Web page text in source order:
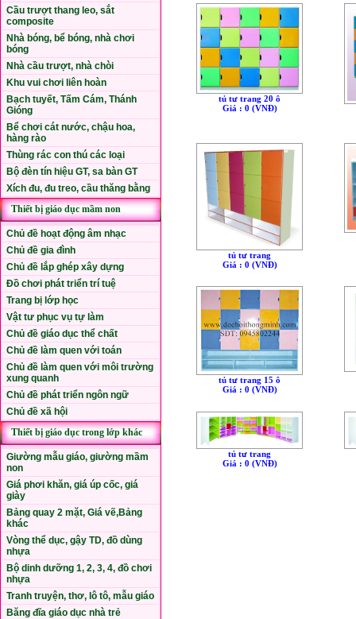
Cầu trượt thang leo, sắt
composite
Nhà bóng, bể bóng, nhà chơi
bóng
Nhà cầu trượt, nhà chòi
Khu vui chơi liên hoàn
Bạch tuyết, Tấm Cám, Thánh
Gióng
Bể chơi cát nước, chậu hoa,
hàng rào
Thùng rác con thú các loại
Bộ đèn tín hiệu GT, sa bàn GT
Xích đu, đu treo, cầu thăng bằng
Thiết bị giáo dục mầm non
Chủ đề hoạt động âm nhạc
Chủ đề gia đình
Chủ đề lắp ghép xây dựng
Đồ chơi phát triển trí tuệ
Trang bị lớp học
Vật tư phục vụ tự làm
Chủ đề giáo dục thể chất
Chủ đề làm quen với toán
Chủ đề làm quen với môi trường
xung quanh
Chủ đề phát triển ngôn ngữ
Chủ đề xã hội
Thiết bị giáo dục trong lớp khác
Giường mẫu giáo, giường mầm
non
Giá phơi khăn, giá úp cốc, giá
giày
Bảng quay 2 mặt, Giá vẽ,Bảng
khác
Vòng thể dục, gậy TD, đồ dùng
nhựa
Bộ dinh dưỡng 1, 2, 3, 4, đồ chơi
nhựa
Tranh truyện, thơ, lô tô, mẫu giáo
Băng đĩa giáo dục nhà trẻ
tủ tư trang 20 ô
Giá : 0 (VNÐ)
tủ tư trang
Giá : 0 (VNÐ)
tủ tư trang 15 ô
Giá : 0 (VNÐ)
tủ tư trang
Giá : 0 (VNÐ)